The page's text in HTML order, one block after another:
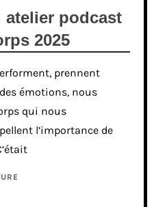
atelier podcast
2025
prennent
émotions, nous
qui nous
l’importance de